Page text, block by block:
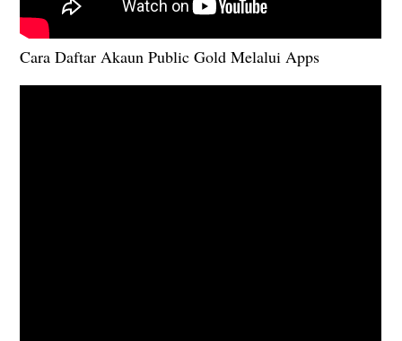
Cara Daftar Akaun Public Gold Melalui Apps